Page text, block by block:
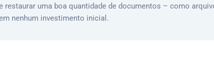
restaurar uma boa quantidade de documentos – como
nenhum investimento inicial.